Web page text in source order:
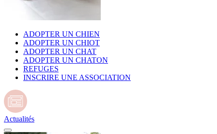
ADOPTER UN CHIEN
ADOPTER UN CHIOT
ADOPTER UN CHAT
ADOPTER UN CHATON
REFUGES
INSCRIRE UNE ASSOCIATION
Actualités